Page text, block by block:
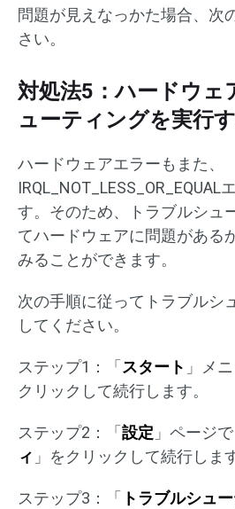
問題が見えなっかた場合、次
さい。
対処法5：ハードウェ
ューティングを実行
ハードウェアエラーもまた、
す。そのため、トラブルシュ
てハードウェアに問題がある
みることができます。
次の手順に従ってトラブルシ
してください。
ステップ1：「 スタート 」メ
クリックして続行します。
ステップ2：「 設定 」ページで
ィ 」をクリックして続行しま
ステップ3：「 トラブルシュ